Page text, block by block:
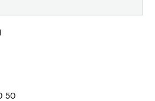
50